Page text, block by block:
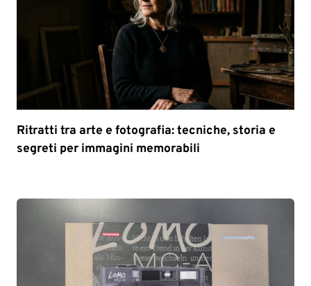
Ritratti tra arte e fotografia: tecniche, storia e
segreti per immagini memorabili